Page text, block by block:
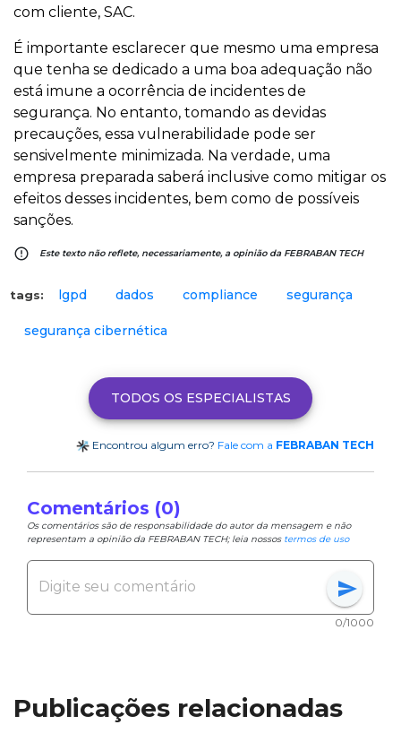
com cliente, SAC.
É importante esclarecer que mesmo uma empresa
que tenha se dedicado a uma boa adequação não
está imune a ocorrência de incidentes de
segurança. No entanto, tomando as devidas
precauções, essa vulnerabilidade pode ser
sensivelmente minimizada. Na verdade, uma
empresa preparada saberá inclusive como mitigar os
efeitos desses incidentes, bem como de possíveis
sanções.
error_outline Este texto não reflete, necessariamente, a opinião da FEBRABAN TECH
tags: lgpd dados compliance segurança
segurança cibernética
TODOS OS ESPECIALISTAS
Encontrou algum erro? Fale com a FEBRABAN TECH
Comentários (0)
Os comentários são de responsabilidade do autor da mensagem e não
representam a opinião da FEBRABAN TECH; leia nossos termos de uso
send
0/1000
Publicações relacionadas